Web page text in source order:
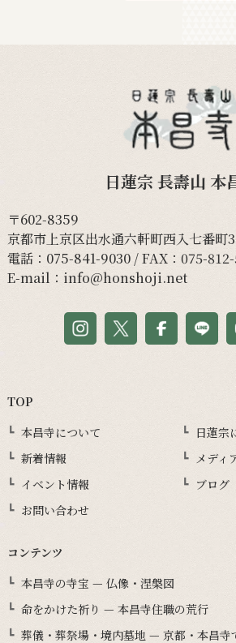
日蓮宗 長壽山 本
〒602-8359
京都市上京区出水通六軒町西入七番町
電話： 075-841-9030/ FAX：075-
E-mail： info@honshoji.net
TOP
本昌寺について
日蓮宗
新着情報
メディ
イベント情報
ブログ
お問い合わせ
コンテンツ
本昌寺の寺宝 — 仏像・涅槃図
命をかけた祈り — 本昌寺住職の荒行
葬儀・葬祭場・境内墓地 — 京都・本昌寺